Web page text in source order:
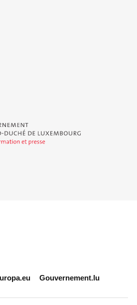
Duché de Luxembourg - Service
data.public.lu
Gouvernement.lu